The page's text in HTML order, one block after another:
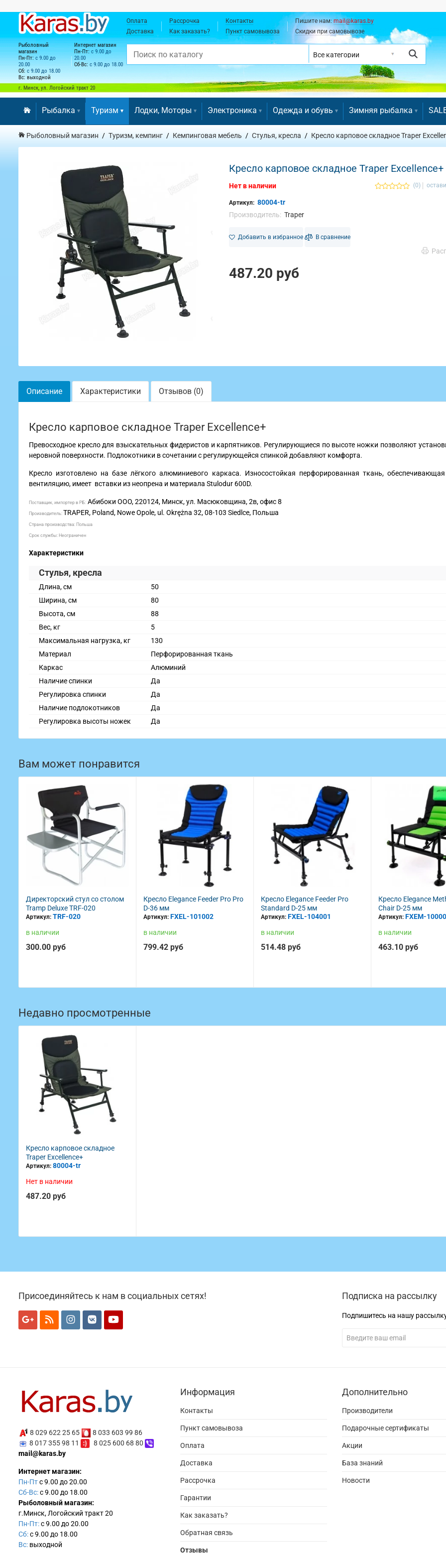
Рыболовный
магазин
Пн-Пт: с 9.00 до
20.00
Сб: с 9.00 до 18.00
Вс: выходной
Интернет магазин
Пн-Пт: с 9.00 до
20.00
Сб-Вс: с 9.00 до 18.00
г. Минск, ул. Логойский тракт 20
Оплата
Доставка
Рассрочка
Как заказать?
Контакты
Пункт самовывоза
Пишите нам:mail@karas.by
Скидки при самовывозе
Рыбалка Туризм Лодки, Моторы Электроника Одежда и обувь Зимняя рыбалка
Рыболовный магазин Туризм, кемпинг Кемпинговая мебель Стулья, кресла Кресло карповое складное Traper
Кресло карповое складное Traper Excellence+
Нет в наличии (0)
Артикул: 80004-tr
Производитель: Traper
Добавить в избранное В сравнение
487.20 руб
Описание Характеристики Отзывов (0)
Кресло карповое складное Traper Excellence+
Превосходное кресло для взыскательных фидеристов и карпятников. Регулирующиеся по высоте ножки позволяют
неровной поверхности. Подлокотники в сочетании с регулирующейся спинкой добавляют комфорта.
Кресло изготовлено на базе лёгкого алюминиевого каркаса. Износостойкая перфорированная ткань,
вентиляцию, имеет вставки из неопрена и материала Stulodur 600D.
Поставщик, импортер в РБ: Абибоки ООО, 220124, Минск, ул. Масюковщина, 2в, офис 8
Производитель:TRAPER, Poland, Nowe Opole, ul. Okrężna 32, 08-103 Siedlce, Польша
Страна производства: Польша
Срок службы: Неограничен
Характеристики
Стулья, кресла
Длина, см
50
Ширина, см
80
Высота, см
88
Вес, кг
5
Максимальная нагрузка, кг
130
Материал
Перфорированная ткань
Каркас
Алюминий
Наличие спинки
Да
Регулировка спинки
Да
Наличие подлокотников
Да
Регулировка высоты ножек
Да
Вам может понравится
столом
Кресло Elegance Feeder Pro Pro
D-36 мм
Артикул:FXEL-101002
в наличии
799.42 руб
Кресло Elegance Feeder Pro
Standard D-25 мм
Артикул:FXEL-104001
в наличии
514.48 руб
Кресло Elegance Method Feeder
Chair D-25 мм
Артикул:FXEM-100001
в наличии
463.10 руб
Кресло
Артикул:
312.40 руб
Недавно просмотренные
Кресло карповое складное
Traper Excellence+
Артикул: 80004-tr
Нет в наличии
487.20 руб
Присоединяйтесь к нам в социальных сетях! Подписка на рассылку
Подпишитесь на нашу
8 029 622 25 65
8 033 603 99 86
8 017 355 98 11
8 025 600 68 80
mail@karas.by
Интернет магазин:
Пн-Птс 9.00 до 20.00
Сб-Вс:с 9.00 до 18.00
Рыболовный магазин:
г.Минск, Логойский тракт 20
Пн-Пт:с 9.00 до 20.00
Сб:с 9.00 до 18.00
Вс: выходной
Информация
Контакты
Пункт самовывоза
Оплата
Доставка
Рассрочка
Гарантии
Как заказать?
Обратная связь
Отзывы
Дополнительно
Производители
Подарочные сертификаты
Акции
База знаний
Новости